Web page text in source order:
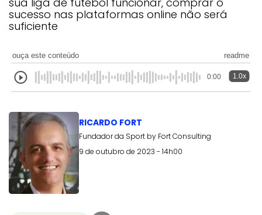
sucesso nas plataformas online não será
suficiente
ouça este conteúdo readme
0:00 1.0x
RICARDO FORT
Fundador da Sport by Fort Consulting
9 de outubro de 2023 - 14h00